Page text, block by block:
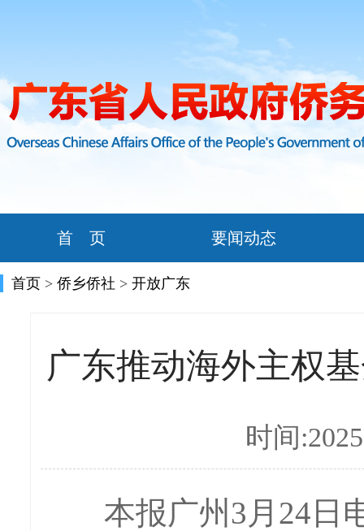
首 页 要闻动态
首页 > 侨乡侨社 > 开放广东
广东推动海外主权
时间
本报广州3月24日电